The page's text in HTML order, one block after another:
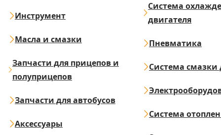
Инструмент
Масла и смазки
Запчасти для прицепов и
полуприцепов
Запчасти для автобусов
Аксессуары
Система
двигателя
Пневматика
Система смазки
Система